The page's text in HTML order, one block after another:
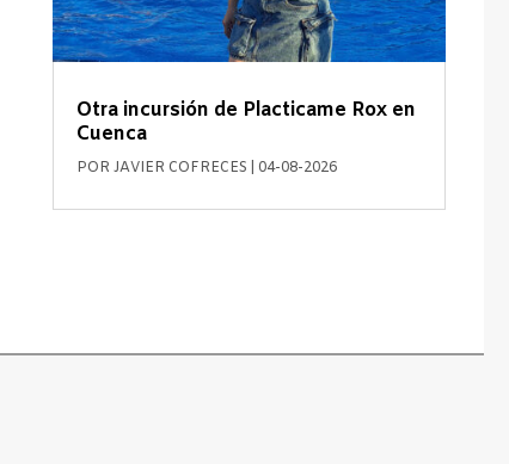
Otra incursión de Placticame Rox en
Cuenca
POR JAVIER COFRECES 04-08-2026